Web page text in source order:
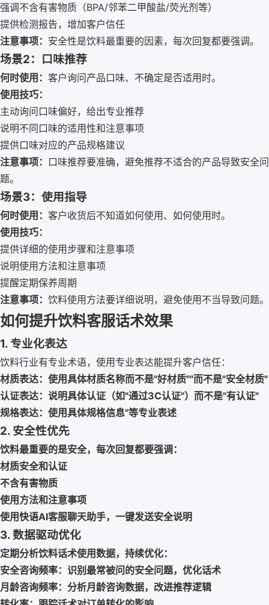
强调不含有害物质（BPA/邻苯二甲酸盐/荧光剂等）
提供检测报告，增加客户信任
注意事项： 安全性是饮料最重要的因素，每次回复都要强调。
场景2：口味推荐
何时使用： 客户询问产品口味、不确定是否适用时。
使用技巧：
主动询问口味偏好，给出专业推荐
说明不同口味的适用性和注意事项
提供口味对应的产品规格建议
注意事项： 口味推荐要准确，避免推荐不适合的产品导致安全问
题。
场景3：使用指导
何时使用： 客户收货后不知道如何使用、如何使用时。
使用技巧：
提供详细的使用步骤和注意事项
说明使用方法和注意事项
提醒定期保养周期
注意事项： 饮料使用方法要详细说明，避免使用不当导致问题。
如何提升饮料客服话术效果
1. 专业化表达
饮料行业有专业术语，使用专业表达能提升客户信任：
材质表达：使用具体材质名称而不是"好材质""而不是"安全材质"
认证表达：说明具体认证（如"通过3C认证"）而不是"有认证"
规格表达：使用具体规格信息"等专业表述
2. 安全性优先
饮料最重要的是安全，每次回复都要强调：
材质安全和认证
不含有害物质
使用方法和注意事项
使用快语AI客服聊天助手，一键发送安全说明
3. 数据驱动优化
定期分析饮料话术使用数据，持续优化：
安全咨询频率：识别最常被问的安全问题，优化话术
月龄咨询频率：分析月龄咨询数据，改进推荐逻辑